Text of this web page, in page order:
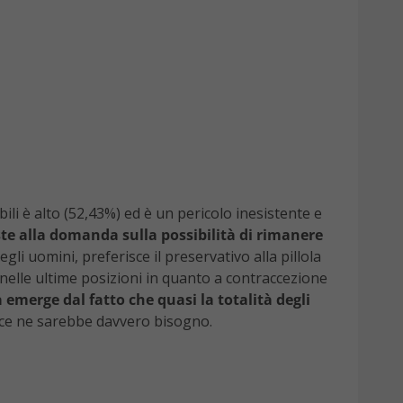
è alto (52,43%) ed è un pericolo inesistente e
alla domanda sulla possibilità di rimanere
uomini, preferisce il preservativo alla pillola
ultime posizioni in quanto a contraccezione
emerge dal fatto che quasi la totalità degli
ne sarebbe davvero bisogno.